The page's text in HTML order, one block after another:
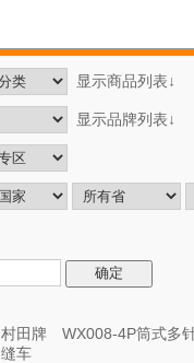
显示商品列表↓
显示品牌列表↓
村田牌 WX008-4P筒式多
缝车